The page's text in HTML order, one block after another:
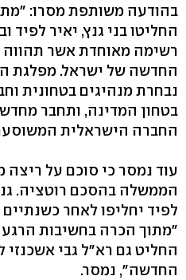
בהודעה משותפת מסרו:
החליטו בני גנץ, יאיר לפיד
רשימה מאוחדת אשר
החדשה של ישראל. מפלגת
נבחרת מנהיגים בטחונית
בטחון המדינה, ותחבר
החברה הישראלית
עוד נמסר כי סוכם על
הממשלה בהסכם רוטציה.
לפיד יחליפו לאחר
"מתוך הכרה בחשיבות
החליט גם רא"ל גבי
החדשה", נמסר.